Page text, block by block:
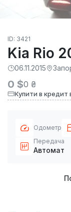
ID: 3421
Kia Rio
06.11.2015
0 $0 ₴
Купити в кредит
Одометр
Передача
Автомат